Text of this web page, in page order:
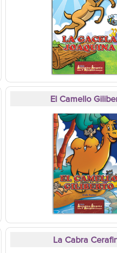
El Camello
La Cabra